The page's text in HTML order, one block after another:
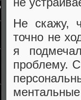
Не скажу,
точно не
я
проблему.